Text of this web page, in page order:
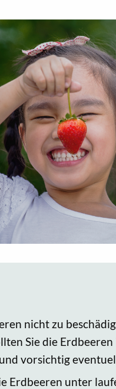
nicht zu
Sie die
vorsichtig
Erdbeeren unter